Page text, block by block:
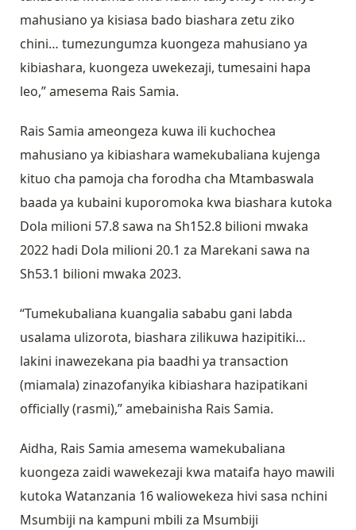
mahusiano ya kisiasa bado biashara zetu ziko
chini… tumezungumza kuongeza mahusiano ya
kibiashara, kuongeza uwekezaji, tumesaini hapa
leo,” amesema Rais Samia.
Rais Samia ameongeza kuwa ili kuchochea
mahusiano ya kibiashara wamekubaliana kujenga
kituo cha pamoja cha forodha cha Mtambaswala
baada ya kubaini kuporomoka kwa biashara kutoka
Dola milioni 57.8 sawa na Sh152.8 bilioni mwaka
2022 hadi Dola milioni 20.1 za Marekani sawa na
Sh53.1 bilioni mwaka 2023.
“Tumekubaliana kuangalia sababu gani labda
usalama ulizorota, biashara zilikuwa hazipitiki…
lakini inawezekana pia baadhi ya transaction
(miamala) zinazofanyika kibiashara hazipatikani
officially (rasmi),” amebainisha Rais Samia.
Aidha, Rais Samia amesema wamekubaliana
kuongeza zaidi wawekezaji kwa mataifa hayo mawili
kutoka Watanzania 16 waliowekeza hivi sasa nchini
Msumbiji na kampuni mbili za Msumbiji